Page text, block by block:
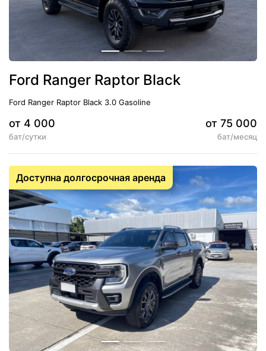
Ford Ranger Raptor Black
Ford Ranger Raptor Black 3.0 Gasoline
от 4 000
бат/сутки
от 75 000
бат/месяц
Кондиционер
Доступна долгосрочная аренда